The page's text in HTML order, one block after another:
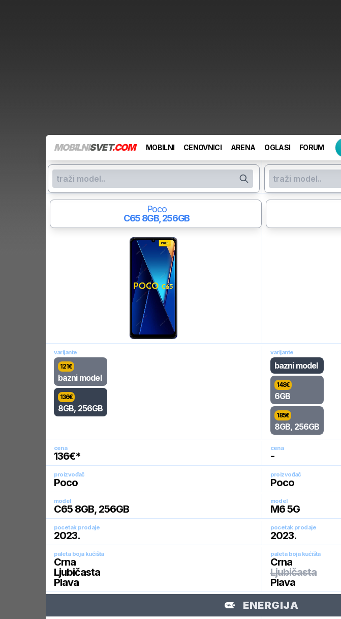
MOBILNISVET.COM MOBILNI CENOVNICI ARENA OGLASI FORUM
Poco
C658GB, 256GB
varijante
121€
bazni model
136€
8GB, 256GB
varijante
bazni model
148€
6GB
185€
8GB, 256GB
cena
136€*
cena
-
proizvođač
Poco
proizvođač
Poco
model
C65 8GB, 256GB
model
M6 5G
pocetak prodaje
2023.
pocetak prodaje
2023.
paleta boja kućišta
Crna
Ljubičasta
Plava
paleta boja kućišta
Crna
Ljubičasta
Plava
ENERGIJA